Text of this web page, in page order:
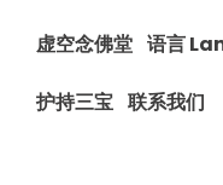
虚空念佛堂 语言
护持三宝 联系我们